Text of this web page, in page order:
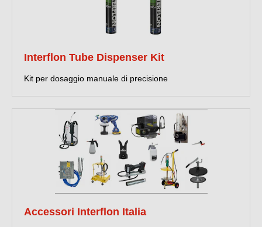
Interflon Tube Dispenser Kit
Kit per dosaggio manuale di precisione
Accessori Interflon Italia